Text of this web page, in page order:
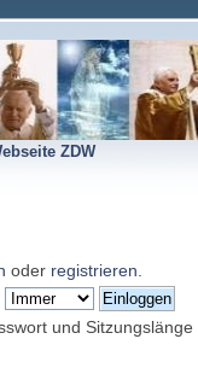
ZDW
oder registrieren
und Sitzungslänge